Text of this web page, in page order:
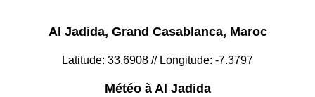
Al Jadida, Grand Casablanca, Maroc
Latitude: 33.6908 // Longitude: -7.3797
Météo à Al Jadida